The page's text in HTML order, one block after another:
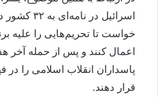
اسرائیل در
خواست تا تحریم‌هایی را علیه
اعمال کنند و پس از حمله آخر
پاسداران انقلاب اسلامی را
قرار دهند.